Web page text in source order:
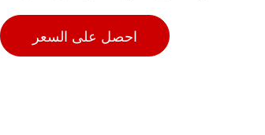
احصل على السعر